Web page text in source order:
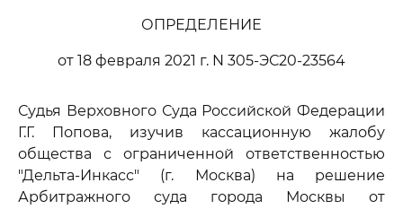
ОПРЕДЕЛЕНИЕ
от 18 февраля 2021 г. N 305-ЭС20-23564
Судья Верховного Суда Российской Федерации
Г.Г. Попова, изучив кассационную жалобу
общества с ограниченной ответственностью
"Дельта-Инкасс" (г. Москва) на решение
Арбитражного суда города Москвы от